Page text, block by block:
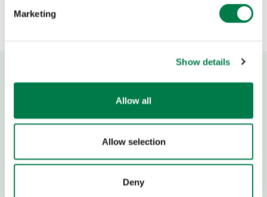
Marketing
Show details
Allow all
Allow selection
Deny